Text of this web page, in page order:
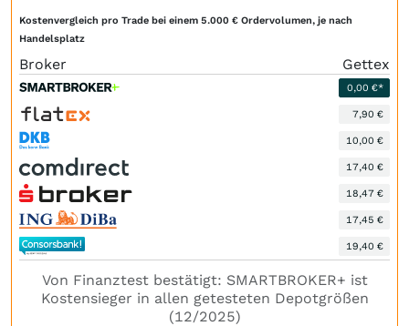
Kostenvergleich pro Trade bei einem 5.000 € Ordervolumen, je nach
Handelsplatz
Broker Gettex
0,00 €*
7,90 €
10,00 €
17,40 €
18,47 €
17,45 €
19,40 €
Von Finanztest bestätigt: SMARTBROKER+ ist
Kostensieger in allen getesteten Depotgrößen
(12/2025)